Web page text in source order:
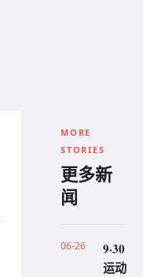
MORE
STORIES
更多新
闻
06-26
9·30
运动